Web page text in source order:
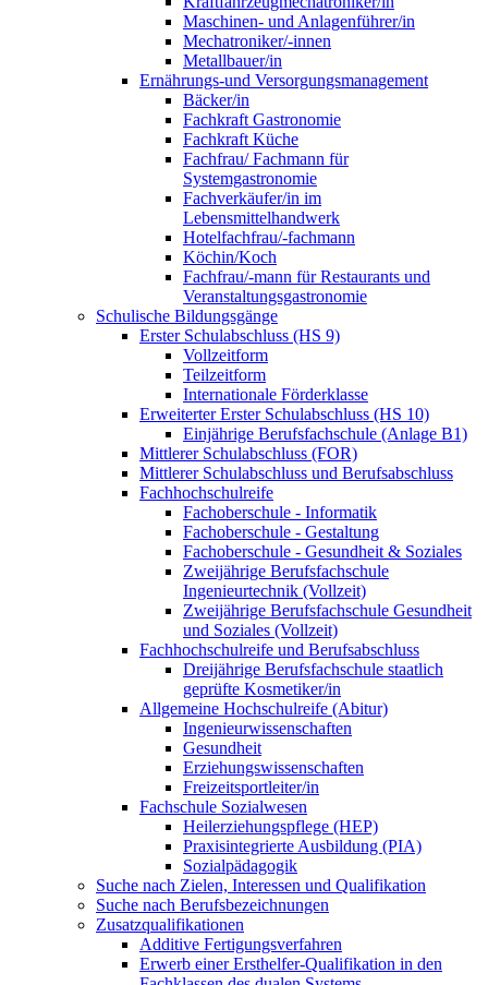
Maschinen- und Anlagenführer/in
Mechatroniker/-innen
Metallbauer/in
Ernährungs-und Versorgungsmanagement
Bäcker/in
Fachkraft Gastronomie
Fachkraft Küche
Fachfrau/ Fachmann für
Systemgastronomie
Fachverkäufer/in im
Lebensmittelhandwerk
Hotelfachfrau/-fachmann
Köchin/Koch
Fachfrau/-mann für Restaurants und
Veranstaltungsgastronomie
Schulische Bildungsgänge
Erster Schulabschluss (HS 9)
Vollzeitform
Teilzeitform
Internationale Förderklasse
Erweiterter Erster Schulabschluss (HS 10)
Einjährige Berufsfachschule (Anlage B1)
Mittlerer Schulabschluss (FOR)
Mittlerer Schulabschluss und Berufsabschluss
Fachhochschulreife
Fachoberschule - Informatik
Fachoberschule - Gestaltung
Fachoberschule - Gesundheit & Soziales
Zweijährige Berufsfachschule
Ingenieurtechnik (Vollzeit)
Zweijährige Berufsfachschule Gesundheit
und Soziales (Vollzeit)
Fachhochschulreife und Berufsabschluss
Dreijährige Berufsfachschule staatlich
geprüfte Kosmetiker/in
Allgemeine Hochschulreife (Abitur)
Ingenieurwissenschaften
Gesundheit
Erziehungswissenschaften
Freizeitsportleiter/in
Fachschule Sozialwesen
Heilerziehungspflege (HEP)
Praxisintegrierte Ausbildung (PIA)
Sozialpädagogik
Suche nach Zielen, Interessen und Qualifikation
Suche nach Berufsbezeichnungen
Zusatzqualifikationen
Additive Fertigungsverfahren
Erwerb einer Ersthelfer-Qualifikation in den